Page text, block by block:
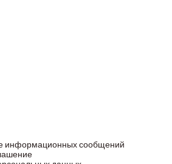
информационных сообщений